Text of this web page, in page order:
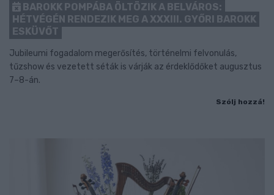
BAROKK POMPÁBA ÖLTÖZIK A BELVÁROS:
HÉTVÉGÉN RENDEZIK MEG A XXXIII. GYŐRI BAROKK
ESKÜVŐT
Jubileumi fogadalom megerősítés, történelmi felvonulás,
tűzshow és vezetett séták is várják az érdeklődőket augusztus
7–8-án.
Szólj hozzá!